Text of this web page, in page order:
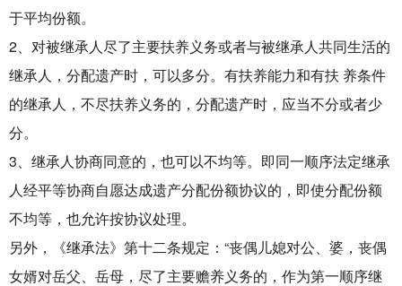
于平均份额。
2、对被继承人尽了主要扶养义务或者与被继承人共同生活的
继承人，分配遗产时，可以多分。有扶养能力和有扶 养条件
的继承人，不尽扶养义务的，分配遗产时，应当不分或者少
分。
3、继承人协商同意的，也可以不均等。即同一顺序法定继承
人经平等协商自愿达成遗产分配份额协议的，即使分配份额
不均等，也允许按协议处理。
另外，《继承法》第十二条规定：“丧偶儿媳对公、婆，丧偶
女婿对岳父、岳母，尽了主要赡养义务的，作为第一顺序继